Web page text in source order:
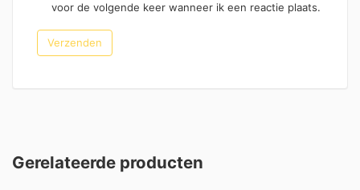
voor de volgende keer wanneer ik een reactie plaats.
Gerelateerde producten